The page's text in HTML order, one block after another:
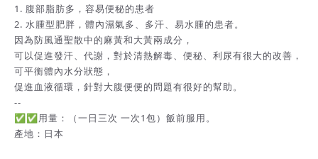
1. 腹部脂肪多，容易便秘的患者
2. 水腫型肥胖，體內濕氣多、多汗、易水腫的患者。
因為防風通聖散中的麻黃和大黃兩成分，
可以促進發汗、代謝，對於清熱解毒、便秘、利尿有很大的改善，
可平衡體內水分狀態，
促進血液循環，針對大腹便便的問題有很好的幫助。
--
✅✅用量：（一日三次 一次1包）飯前服用。
產地：日本